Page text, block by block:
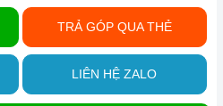
TRẢ GÓP QUA THẺ
LIÊN HỆ ZALO